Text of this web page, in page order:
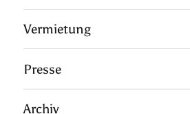
Vermietung
Presse
Archiv